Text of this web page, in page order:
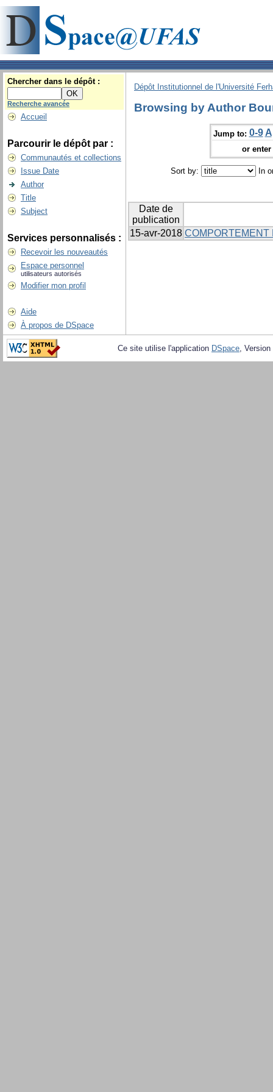
Chercher dans le dépôt :
Recherche avancée
Accueil
Parcourir le dépôt par :
Communautés et collections
Issue Date
Author
Title
Subject
Services personnalisés :
Recevoir les nouveautés
Espace personnel
utilisateurs autorisés
Modifier mon profil
Aide
À propos de DSpace
Dépôt Institutionnel de l'Université
Browsing by Author
Jump to: 0-9 A
or
Sort by: In
Date de
publication
15-avr-2018 COMPORTEMENT
Ce site utilise l'application DSpace,